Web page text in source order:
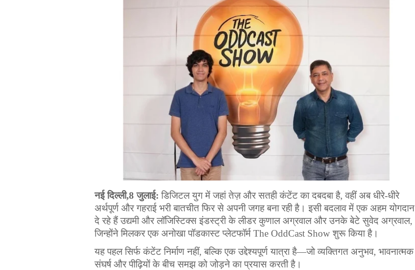
नई दिल्ली,8 जुलाई: डिजिटल युग में जहां तेज़ और सतही कंटेंट का दबदबा है, वहीं अब धीरे-धीरे
अर्थपूर्ण और गहराई भरी बातचीत फिर से अपनी जगह बना रही है। इसी बदलाव में एक अहम योगदान
दे रहे हैं उद्यमी और लॉजिस्टिक्स इंडस्ट्री के लीडर कुणाल अग्रवाल और उनके बेटे सुवेद अग्रवाल
जिन्होंने मिलकर एक अनोखा पॉडकास्ट प्लेटफॉर्म The OddCast Show शुरू किया है।
यह पहल सिर्फ कंटेंट निर्माण नहीं, बल्कि एक उद्देश्यपूर्ण यात्रा है—जो व्यक्तिगत अनुभव, भावनात्मक
संघर्ष और पीढ़ियों के बीच समझ को जोड़ने का प्रयास करती है।